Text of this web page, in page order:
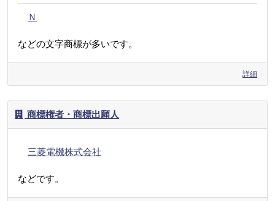
Ｎ
などの文字商標が多いです。
詳細
商標権者・商標出願人
三菱電機株式会社
などです。